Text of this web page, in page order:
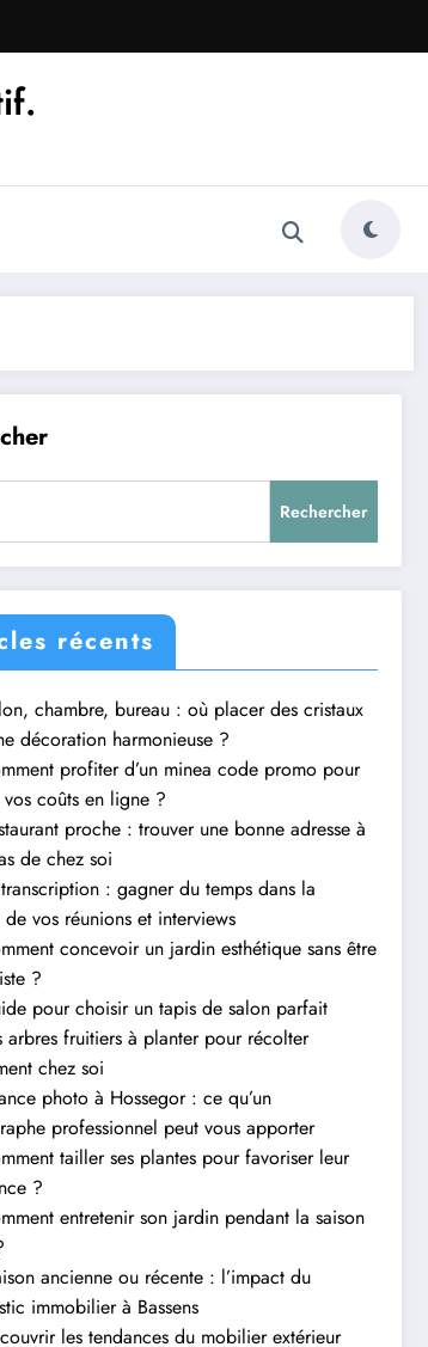
Rechercher
récents
chambre, bureau : où placer des cristaux
décoration harmonieuse ?
profiter d’un minea code promo pour
coûts en ligne ?
proche : trouver une bonne adresse à
de chez soi
: gagner du temps dans la
vos réunions et interviews
concevoir un jardin esthétique sans être
?
pour choisir un tapis de salon parfait
arbres fruitiers à planter pour récolter
chez soi
photo à Hossegor : ce qu’un
professionnel peut vous apporter
tailler ses plantes pour favoriser leur
?
entretenir son jardin pendant la saison
ancienne ou récente : l’impact du
immobilier à Bassens
les tendances du mobilier extérieur